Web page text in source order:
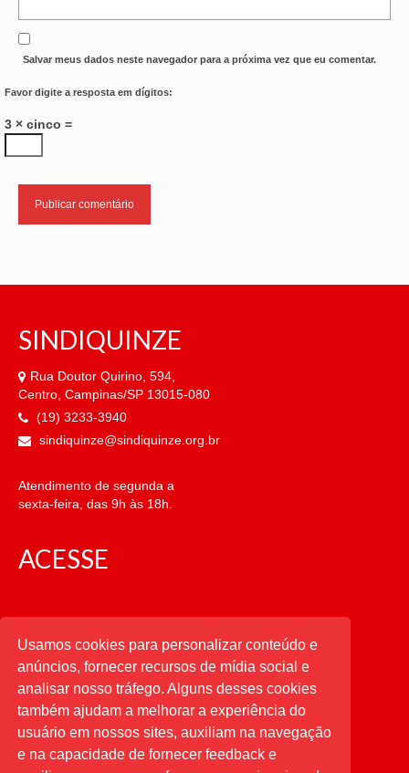
Salvar meus dados neste navegador para a próxima vez que eu comentar.
Favor digite a resposta em dígitos:
3 × cinco =
SINDIQUINZE
Rua Doutor Quirino, 594,
Centro, Campinas/SP 13015-080
(19) 3233-3940
sindiquinze@sindiquinze.org.br
Atendimento de segunda a
sexta-feira, das 9h às 18h.
ACESSE
CATEGORIAS
CATEGORIAS
PESQUISAR
Usamos cookies para personalizar conteúdo e
anúncios, fornecer recursos de mídia social e
analisar nosso tráfego. Alguns desses cookies
também ajudam a melhorar a experiência do
usuário em nossos sites, auxiliam na navegação
e na capacidade de fornecer feedback e